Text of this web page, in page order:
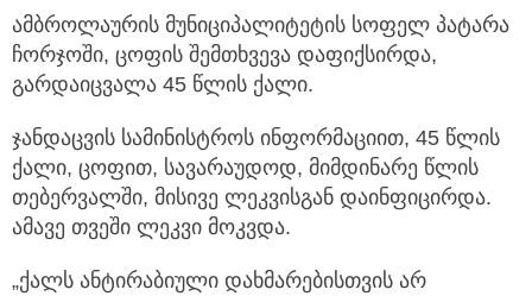
ამბროლაურის მუნიციპალიტეტის სოფელ პატარა
ჩორჯოში, ცოფის შემთხვევა დაფიქსირდა,
გარდაიცვალა 45 წლის ქალი.
ჯანდაცვის სამინისტროს ინფორმაციით, 45 წლის
ქალი, ცოფით, სავარაუდოდ, მიმდინარე წლის
თებერვალში, მისივე ლეკვისგან დაინფიცირდა.
ამავე თვეში ლეკვი მოკვდა.
„ქალს ანტირაბიული დახმარებისთვის არ